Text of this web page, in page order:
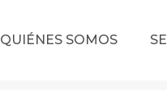
QUIÉNES SOMOS